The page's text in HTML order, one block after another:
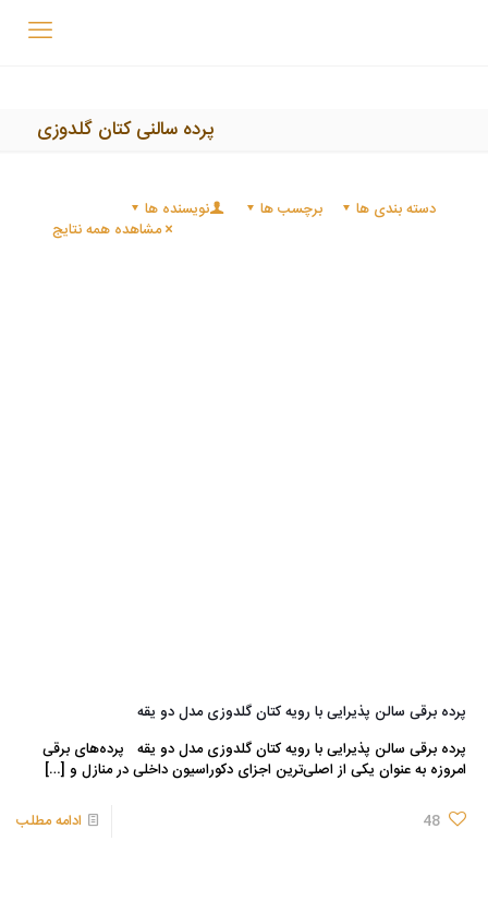
پرده سالنی کتان گلدوزی
دسته بندی ها برچسب ها
نویسنده ها
مشاهده همه نتایج
پرده برقی سالن پذیرایی با رویه کتان گلدوزی مدل دو یقه
پرده برقی سالن پذیرایی با رویه کتان گلدوزی مدل دو یقه پرده‌های برقی
امروزه به عنوان یکی از اصلی‌ترین اجزای دکوراسیون داخلی در منازل و […]
48 ادامه مطلب